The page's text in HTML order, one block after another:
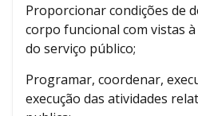
Proporcionar condições de
corpo funcional com vistas
do serviço público;
Programar, coordenar,
execução das atividades